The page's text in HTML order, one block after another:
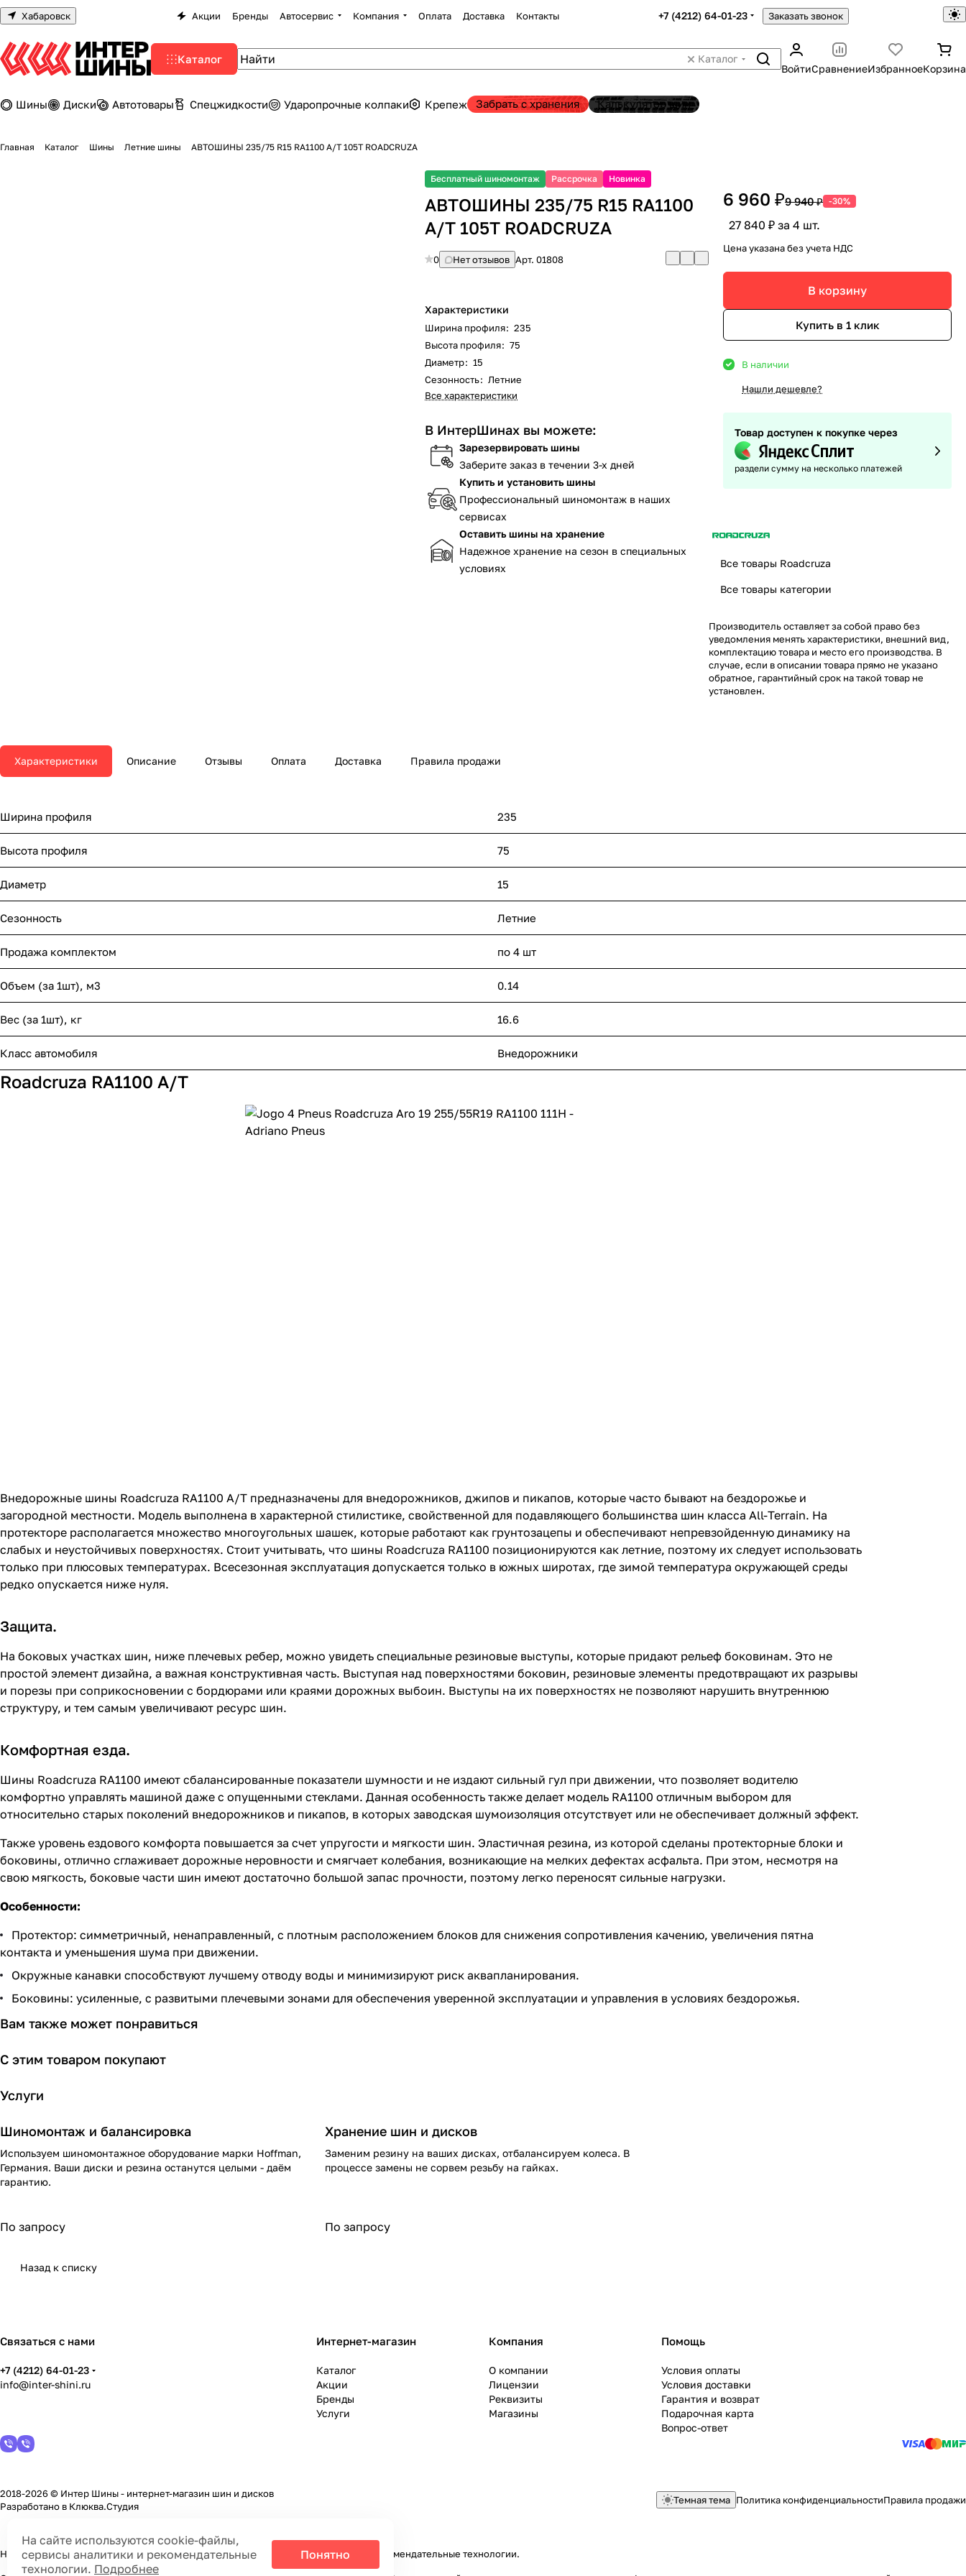
Хабаровск Акции Бренды Автосервис Компания Оплата Доставка Контакты +7 (4212) 64-01-23 Заказать звонок
Каталог
Каталог
ВойтиСравнениеИзбранноеКорзина
Шины Диски Автотовары Спецжидкости Ударопрочные колпаки Крепеж Забрать с хранения Калькулятор шин
Главная Каталог Шины Летние шины АВТОШИНЫ 235/75 R15 RA1100 A/T 105T ROADCRUZA
Бесплатный шиномонтаж Рассрочка Новинка
АВТОШИНЫ 235/75 R15 RA1100
A/T 105T ROADCRUZA
0 Нет отзывов Арт.01808
Характеристики
Ширина профиля: 235
Высота профиля: 75
Диаметр: 15
Сезонность: Летние
Все характеристики
В ИнтерШинах вы можете:
Зарезервировать шины
Заберите заказ в течении 3-х дней
Купить и установить шины
Профессиональный шиномонтаж в наших
сервисах
Оставить шины на хранение
Надежное хранение на сезон в специальных
условиях
6 960 ₽9 940 ₽ -30%
27 840 ₽ за 4 шт.
Цена указана без учета НДС
В корзину
Купить в 1 клик
В наличии
Нашли дешевле?
Товар доступен к покупке через
раздели сумму на несколько платежей
Все товары Roadcruza
Все товары категории
Производитель оставляет за собой право без
уведомления менять характеристики, внешний вид,
комплектацию товара и место его производства. В
случае, если в описании товара прямо не указано
обратное, гарантийный срок на такой товар не
установлен.
Характеристики Описание Отзывы Оплата Доставка Правила продажи
Ширина профиля 235
Высота профиля 75
Диаметр 15
Сезонность Летние
Продажа комплектом по 4 шт
Объем (за 1шт), м3 0.14
Вес (за 1шт), кг 16.6
Класс автомобиля Внедорожники
Roadcruza RA1100 A/T
Внедорожные шины Roadcruza RA1100 A/T предназначены для внедорожников, джипов и пикапов, которые часто бывают на бездорожье и
загородной местности. Модель выполнена в характерной стилистике, свойственной для подавляющего большинства шин класса All-Terrain. На
протекторе располагается множество многоугольных шашек, которые работают как грунтозацепы и обеспечивают непревзойденную динамику на
слабых и неустойчивых поверхностях. Стоит учитывать, что шины Roadcruza RA1100 позиционируются как летние, поэтому их следует использовать
только при плюсовых температурах. Всесезонная эксплуатация допускается только в южных широтах, где зимой температура окружающей среды
редко опускается ниже нуля.
Защита.
На боковых участках шин, ниже плечевых ребер, можно увидеть специальные резиновые выступы, которые придают рельеф боковинам. Это не
простой элемент дизайна, а важная конструктивная часть. Выступая над поверхностями боковин, резиновые элементы предотвращают их разрывы
и порезы при соприкосновении с бордюрами или краями дорожных выбоин. Выступы на их поверхностях не позволяют нарушить внутреннюю
структуру, и тем самым увеличивают ресурс шин.
Комфортная езда.
Шины Roadcruza RA1100 имеют сбалансированные показатели шумности и не издают сильный гул при движении, что позволяет водителю
комфортно управлять машиной даже с опущенными стеклами. Данная особенность также делает модель RA1100 отличным выбором для
относительно старых поколений внедорожников и пикапов, в которых заводская шумоизоляция отсутствует или не обеспечивает должный эффект.
Также уровень ездового комфорта повышается за счет упругости и мягкости шин. Эластичная резина, из которой сделаны протекторные блоки и
боковины, отлично сглаживает дорожные неровности и смягчает колебания, возникающие на мелких дефектах асфальта. При этом, несмотря на
свою мягкость, боковые части шин имеют достаточно большой запас прочности, поэтому легко переносят сильные нагрузки.
Особенности:
Протектор: симметричный, ненаправленный, с плотным расположением блоков для снижения сопротивления качению, увеличения пятна
контакта и уменьшения шума при движении.
Окружные канавки способствуют лучшему отводу воды и минимизируют риск аквапланирования.
Боковины: усиленные, с развитыми плечевыми зонами для обеспечения уверенной эксплуатации и управления в условиях бездорожья.
Вам также может понравиться
С этим товаром покупают
Услуги
Шиномонтаж и балансировка
Используем шиномонтажное оборудование марки Hoffman,
Германия. Ваши диски и резина останутся целыми - даём
гарантию.
По запросу
Хранение шин и дисков
Заменим резину на ваших дисках, отбалансируем колеса. В
процессе замены не сорвем резьбу на гайках.
По запросу
Назад к списку
Связаться с нами
+7 (4212) 64-01-23
info@inter-shini.ru
Интернет-магазин
Каталог
Акции
Бренды
Услуги
Компания
О компании
Лицензии
Реквизиты
Магазины
Помощь
Условия оплаты
Условия доставки
Гарантия и возврат
Подарочная карта
Вопрос-ответ
2018-2026 © Интер Шины - интернет-магазин шин и дисков
Разработано в Клюква.Студия
Темная тема Политика конфиденциальностиПравила продажи
На информационном ресурсе применяютсяcookie-файлы, сервисы аналитики и рекомендательные технологии.
На сайте используются cookie-файлы,
сервисы аналитики и рекомендательные
технологии. Подробнее
Понятно